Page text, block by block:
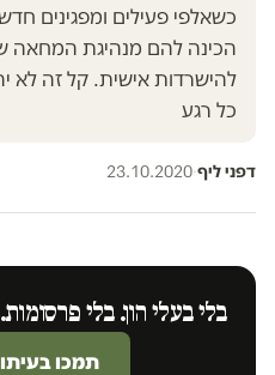
כשאלפי פעילים ומפגינים
להישרדות אישית. קל זה לא
כל רגע
דפני ליף·
23.10.2020
בלי בעלי הון. בלי
תמכו